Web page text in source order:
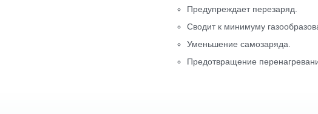
Предупреждает перезаряд.
Сводит к минимуму
Уменьшение самозаряда.
Предотвращение